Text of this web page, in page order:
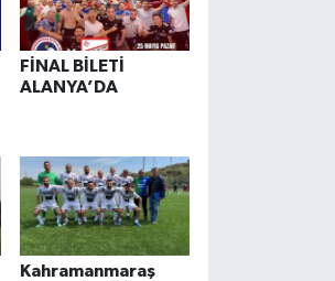
FİNAL BİLETİ
ALANYA’DA
Kahramanmaraş